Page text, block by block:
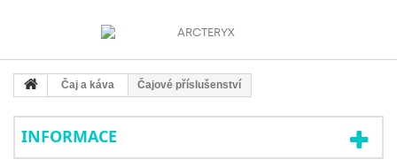
Čaj a káva Čajové příslušenství
INFORMACE